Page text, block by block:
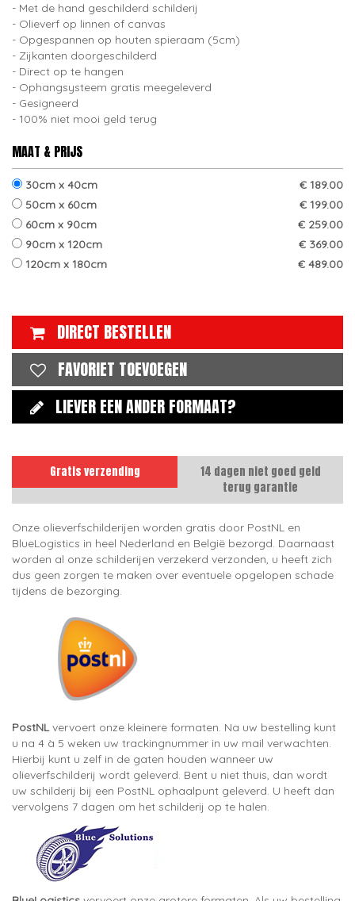
Met de hand geschilderd schilderij
Olieverf op linnen of canvas
Opgespannen op houten spieraam (5cm)
Zijkanten doorgeschilderd
Direct op te hangen
Ophangsysteem gratis meegeleverd
Gesigneerd
100% niet mooi geld terug
MAAT & PRIJS
30cm x 40cm
€ 189.00
50cm x 60cm
€ 199.00
60cm x 90cm
€ 259.00
90cm x 120cm
€ 369.00
120cm x 180cm
€ 489.00
DIRECT BESTELLEN
FAVORIET TOEVOEGEN
LIEVER EEN ANDER FORMAAT?
Gratis verzending
14 dagen niet goed geld
terug garantie
Onze olieverfschilderijen worden gratis door PostNL en
BlueLogistics in heel Nederland en België bezorgd. Daarnaast
worden al onze schilderijen verzekerd verzonden, u heeft zich
dus geen zorgen te maken over eventuele opgelopen schade
tijdens de bezorging.
PostNLvervoert onze kleinere formaten. Na uw bestelling kunt
u na 4 à 5 weken uw trackingnummer in uw mail verwachten.
Hierbij kunt u zelf in de gaten houden wanneer uw
olieverfschilderij wordt geleverd. Bent u niet thuis, dan wordt
uw schilderij bij een PostNL ophaalpunt geleverd. U heeft dan
vervolgens 7 dagen om het schilderij op te halen.